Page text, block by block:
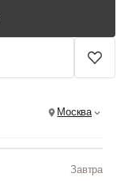
Москва
Завтра